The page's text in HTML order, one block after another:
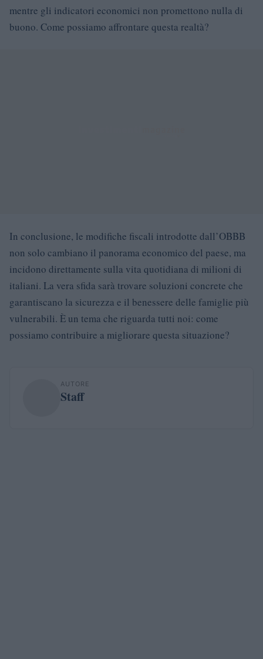
mentre gli indicatori economici non promettono nulla di
buono. Come possiamo affrontare questa realtà?
In conclusione, le modifiche fiscali introdotte dall’OBBB
non solo cambiano il panorama economico del paese, ma
incidono direttamente sulla vita quotidiana di milioni di
italiani. La vera sfida sarà trovare soluzioni concrete che
garantiscano la sicurezza e il benessere delle famiglie più
vulnerabili. È un tema che riguarda tutti noi: come
possiamo contribuire a migliorare questa situazione?
AUTORE
Staff